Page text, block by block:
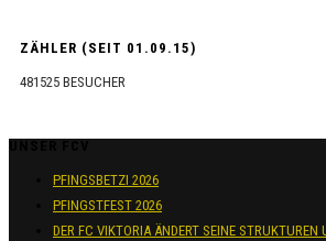
ZÄHLER (SEIT 01.09.15)
481525 BESUCHER
PFINGSBETZI 2026
PFINGSTFEST 2026
DER FC VIKTORIA ÄNDERT SEINE